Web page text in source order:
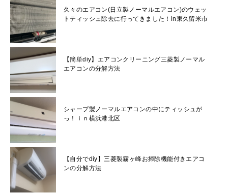
久々のエアコン(日立製ノーマルエアコン)のウェッ
トティッシュ除去に行ってきました！in東久留米市
【簡単diy】エアコンクリーニング三菱製ノーマル
エアコンの分解方法
シャープ製ノーマルエアコンの中にティッシュが
っ！ｉｎ横浜港北区
【自分でdiy】三菱製霧ヶ峰お掃除機能付きエアコ
ンの分解方法